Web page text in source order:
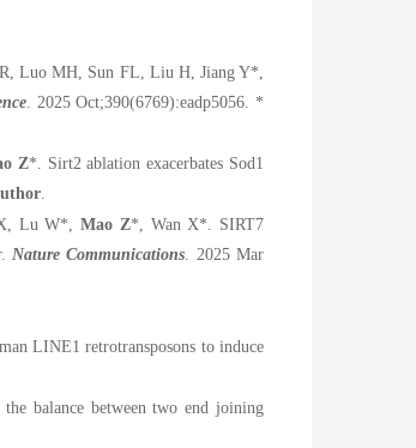
Luo MH, Sun FL, Liu H, Jiang Y*,
. 2025 Oct;390(6769):eadp5056. *
Z*. Sirt2 ablation exacerbates Sod1
X, Lu W*,Mao Z*, Wan X*. SIRT7
Nature Communications . 2025 Mar
LINE1 retrotransposons to induce
balance between two end joining